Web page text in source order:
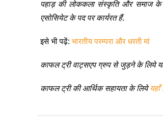
पहाड़ की लोककला संस्कृति और समाज के
एसोसियेट के पद पर कार्यरत हैं.
इसे भी पढ़ें: भारतीय परम्परा और धरती मां
काफल ट्री वाट्सएप ग्रुप से जुड़ने के लिये
काफल ट्री की आर्थिक सहायता के लियेयहाँ